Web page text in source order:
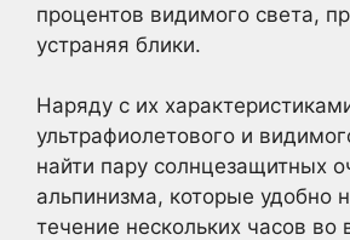
процентов видимого света,
устраняя блики.
Наряду с их
ультрафиолетового и
найти пару солнцезащитных
альпинизма, которые удобно
течение нескольких часов во